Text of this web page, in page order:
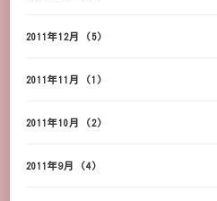
2011年12月 (5)
2011年11月 (1)
2011年10月 (2)
2011年9月 (4)